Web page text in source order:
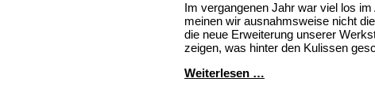
Im vergangenen Jahr war viel los
meinen wir ausnahmsweise nicht
die neue Erweiterung unserer
zeigen, was hinter den Kulissen
Weiterlesen …